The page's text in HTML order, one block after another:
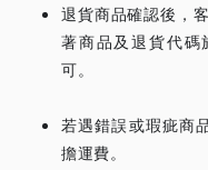
退貨商品確認後，
著商品及退貨代
可。
若遇錯誤或瑕疵商
擔運費。